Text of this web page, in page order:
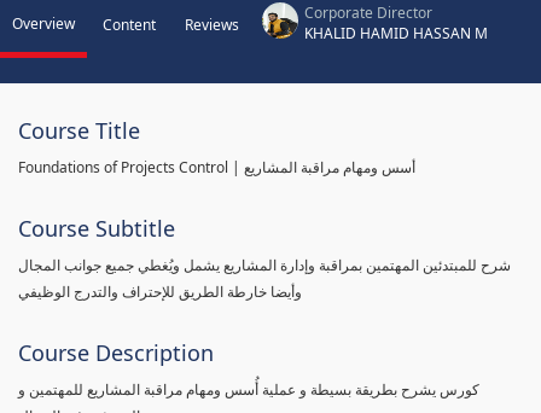
Overview Content Reviews
Corporate Director
KHALID HAMID HASSAN M
Course Title
Foundations of Projects Control | أسس ومهام مراقبة المشاريع
Course Subtitle
شرح للمبتدئين المهتمين بمراقبة وإدارة المشاريع يشمل ويُغطي جميع جوانب المجال
وأيضا خارطة الطريق للإحتراف والتدرج الوظيفي
Course Description
كورس يشرح بطريقة بسيطة و عملية أُسس ومهام مراقبة المشاريع للمهتمين و